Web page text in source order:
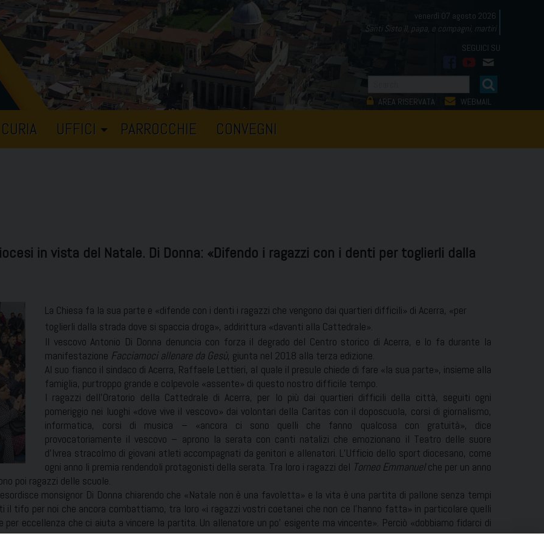
venerdì 07 agosto 2026
Santi Sisto II, papa, e compagni, martiri
facebook
youtube
mail
AREA RISERVATA WEBMAIL
CURIA UFFICI PARROCCHIE CONVEGNI
in vista del Natale. Di Donna: «Difendo i ragazzi con i denti per toglierli dalla
La Chiesa fa la sua parte e «difende con i denti i ragazzi che vengono dai quartieri difficili» di Acerra, «per
toglierli dalla strada dove si spaccia droga», addirittura «davanti alla Cattedrale».
Il vescovo Antonio Di Donna denuncia con forza il degrado del Centro storico di Acerra, e lo fa durante la
manifestazione Facciamoci allenare da Gesù, giunta nel 2018 alla terza edizione.
Al suo fianco il sindaco di Acerra, Raffaele Lettieri, al quale il presule chiede di fare «la sua parte», insieme alla
famiglia, purtroppo grande e colpevole «assente» di questo nostro difficile tempo.
I ragazzi dell’Oratorio della Cattedrale di Acerra, per lo più dai quartieri difficili della città, seguiti ogni
pomeriggio nei luoghi «dove vive il vescovo» dai volontari della Caritas con il doposcuola, corsi di giornalismo,
informatica, corsi di musica – «ancora ci sono quelli che fanno qualcosa con gratuità», dice
provocatoriamente il vescovo – aprono la serata con canti natalizi che emozionano il Teatro delle suore
d’Ivrea stracolmo di giovani atleti accompagnati da genitori e allenatori. L’Ufficio dello sport diocesano, come
ogni anno li premia rendendoli protagonisti della serata. Tra loro i ragazzi del Torneo Emmanuelche per un anno
poi ragazzi delle scuole.
monsignor Di Donna chiarendo che «Natale non è una favoletta» e la vita è una partita di pallone senza tempi
tifo per noi che ancora combattiamo, tra loro «i ragazzi vostri coetanei che non ce l’hanno fatta» in particolare quelli
eccellenza che ci aiuta a vincere la partita. Un allenatore un po’ esigente ma vincente». Perciò «dobbiamo fidarci di